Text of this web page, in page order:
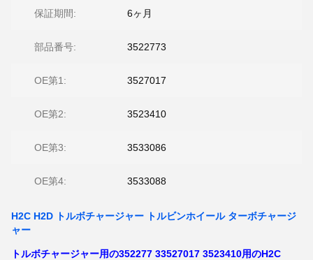
保証期間: 6ヶ月
部品番号: 3522773
OE第1: 3527017
OE第2: 3523410
OE第3: 3533086
OE第4: 3533088
H2C H2D トルボチャージャー トルビンホイール ターボチャージ
ャー
トルボチャージャー用の352277 33527017 3523410用のH2C